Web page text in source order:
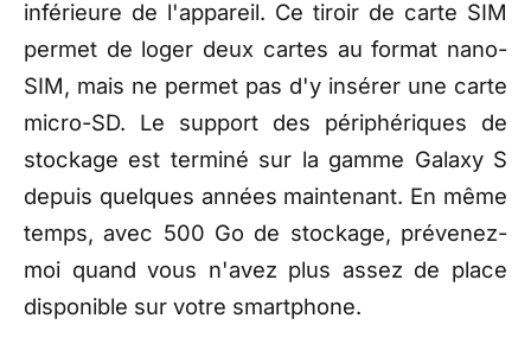
inférieure de l'appareil. Ce tiroir de carte SIM
permet de loger deux cartes au format nano-
SIM, mais ne permet pas d'y insérer une carte
micro-SD. Le support des périphériques de
stockage est terminé sur la gamme Galaxy S
depuis quelques années maintenant. En même
temps, avec 500 Go de stockage, prévenez-
moi quand vous n'avez plus assez de place
disponible sur votre smartphone.